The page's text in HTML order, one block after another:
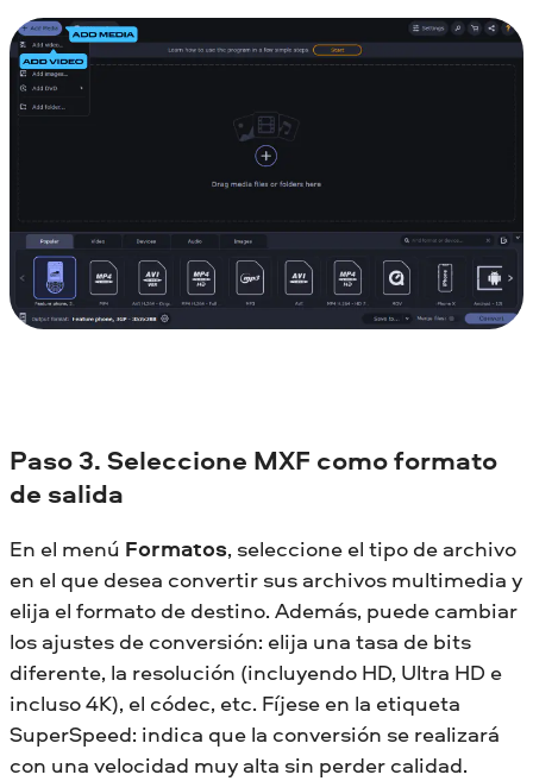
Paso 3. Seleccione MXF como formato
de salida
En el menú Formatos, seleccione el tipo de archivo
en el que desea convertir sus archivos multimedia y
elija el formato de destino. Además, puede cambiar
los ajustes de conversión: elija una tasa de bits
diferente, la resolución (incluyendo HD, Ultra HD e
incluso 4K), el códec, etc. Fíjese en la etiqueta
SuperSpeed: indica que la conversión se realizará
con una velocidad muy alta sin perder calidad.